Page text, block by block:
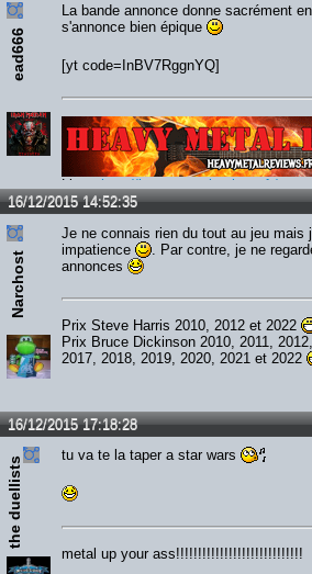
ead666
La bande annonce donne sacrément
s'annonce bien épique
[yt code=InBV7RggnYQ]
Lien :http://heavymetalreviews.fr/
16/12/2015 14:52:35
Narchost
Je ne connais rien du tout au jeu mais
impatience
. Par contre, je ne
annonces
Prix Steve Harris 2010, 2012 et 2022
Prix Bruce Dickinson 2010, 2011,
2017, 2018, 2019, 2020, 2021 et 2022
16/12/2015 17:18:28
the duellists
tu va te la taper a star wars
metal up your ass!!!!!!!!!!!!!!!!!!!!!!!!!!!!!